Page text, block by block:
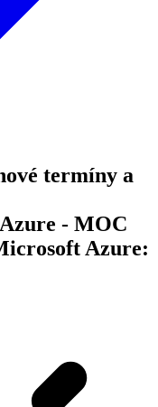
termíny a
- MOC
Azure: